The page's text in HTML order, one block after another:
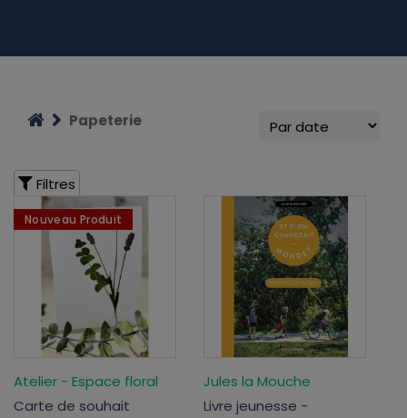
Papeterie
Filtres
Nouveau Produit
Atelier - Espace floral
Carte de souhait
Jules la Mouche
Livre jeunesse -